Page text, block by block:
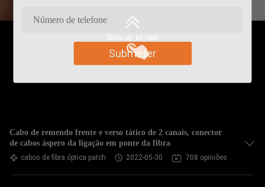
Submeter
Cabo de remendo frente e verso tático de 2 canais, conector
de cabos áspero da ligação em ponte da fibra
cabos de fibra óptica patch 2022-05-30 708 opiniões